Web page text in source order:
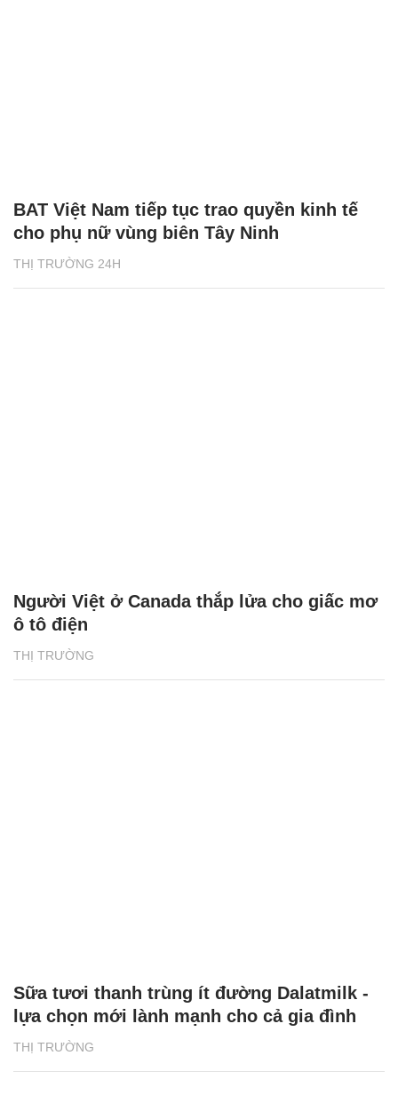
THỊ TRƯỜNG 24H
BAT Việt Nam tiếp tục trao quyền kinh tế
cho phụ nữ vùng biên Tây Ninh
THỊ TRƯỜNG
Người Việt ở Canada thắp lửa cho giấc mơ
ô tô điện
THỊ TRƯỜNG
Sữa tươi thanh trùng ít đường Dalatmilk -
lựa chọn mới lành mạnh cho cả gia đình